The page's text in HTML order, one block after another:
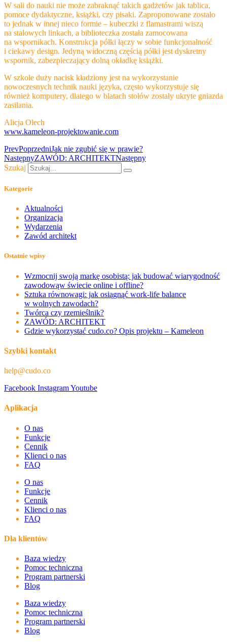
W sali do nauki nie może zabraknąć takich gadżetów jak tablica,
pomoce dydaktyczne, książki, czy pisaki. Zaproponowane zostało
to jednak w innej nieco formie – kubeczki z flamastrami wiszą
na stalowych linkach, a biblioteczka została zamocowana
na wspornikach. Konstrukcja półki łączy w sobie funkcjonalność
i ciekawy design. Jedyną widoczną częścią półki jest dyskretny
wspornik, zabezpieczający dolną okładkę książki.
W szkole duży nacisk kładziony jest na wykorzystanie
nowoczesnych technik nauki języka, często wykorzystuje się
również komputery, dlatego w blatach stołów zostały ukryte gniazda
zasilania.
Alicja Olech
www.kameleon-projektowanie.com
PrevPoprzedniJak nie zgubić się w prawie?
NastępnyZAWÓD: ARCHITEKTNastępny
Szukaj
Kategorie
Aktualności
Organizacja
Wydarzenia
Zawód architekt
Ostatnie wpisy
Wzmocnij swoją markę osobistą: jak budować wiarygodność
zawodowąw świecie online i offline?
Sztuka równowagi: jak osiągnąć work-life balance
w wolnych zawodach?
Twórca czy rzemieślnik?
ZAWÓD: ARCHITEKT
Gdzie wykorzystać cudo.co? Opis projektu – Kameleon
Szybki kontakt
help@cudo.co
Facebook InstagramYoutube
Aplikacja
O nas
Funkcje
Cennik
Klienci o nas
FAQ
O nas
Funkcje
Cennik
Klienci o nas
FAQ
Dla klientów
Baza wiedzy
Pomoc techniczna
Program partnerski
Blog
Baza wiedzy
Pomoc techniczna
Program partnerski
Blog